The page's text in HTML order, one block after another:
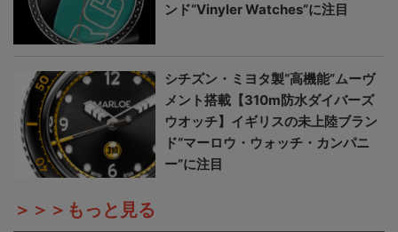
ンド“Vinyler Watches”に注目
シチズン・ミヨタ製“高機能”ムーヴ
メント搭載【310m防水ダイバーズ
ウオッチ】イギリスの未上陸ブラン
ド“マーロウ・ウォッチ・カンパニ
ー”に注目
＞＞＞もっと見る